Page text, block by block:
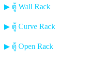
▶ ตู้ Wall Rack
▶ ตู้ Curve Rack
▶ ตู้ Open Rack